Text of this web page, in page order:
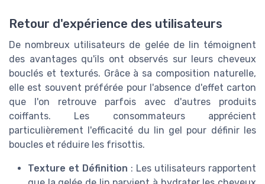
Retour d'expérience des utilisateurs
De nombreux utilisateurs de gelée de lin témoignent
des avantages qu'ils ont observés sur leurs cheveux
bouclés et texturés. Grâce à sa composition naturelle,
elle est souvent préférée pour l'absence d'effet carton
que l'on retrouve parfois avec d'autres produits
coiffants. Les consommateurs apprécient
particulièrement l'efficacité du lin gel pour définir les
boucles et réduire les frisottis.
Texture et Définition : Les utilisateurs rapportent